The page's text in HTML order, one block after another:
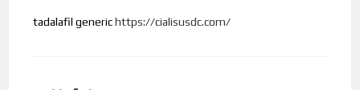
tadalafil generichttps://cialisusdc.com/